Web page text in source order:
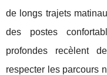
de longs trajets
des postes
profondes recèlent
respecter les parcours